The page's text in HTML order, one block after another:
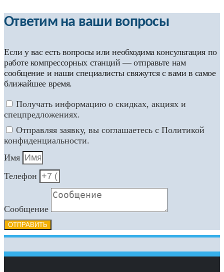
Ответим на ваши вопросы
Если у вас есть вопросы или необходима консультация по
работе компрессорных станций — отправьте нам
сообщение и наши специалисты свяжутся с вами в самое
ближайшее время.
Получать информацию о скидках, акциях и
спецпредложениях.
Отправляя заявку, вы соглашаетесь с Политикой
конфиденциальности.
Имя
Телефон
Сообщение
ОТПРАВИТЬ